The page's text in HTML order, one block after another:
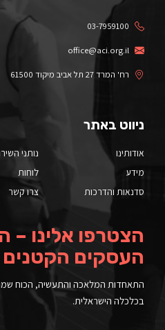
03-7959100
office@aci.org.il
רח' המרד 27 תל אביב מיקוד 61500
ניווט באתר
אודותינו
נותני
מידע
לוחות
סדנאות והדרכות
צרו קשר
הצטרפו אלינו –
העסקים
התאחדות המלאכה והתעשיה, הכוח
בכלכלה הישראלית.